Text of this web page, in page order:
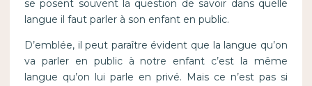
se posent souvent la question de savoir dans quelle
langue il faut parler à son enfant en public.
D’emblée, il peut paraître évident que la langue qu’on
va parler en public à notre enfant c’est la même
langue qu’on lui parle en privé. Mais ce n’est pas si